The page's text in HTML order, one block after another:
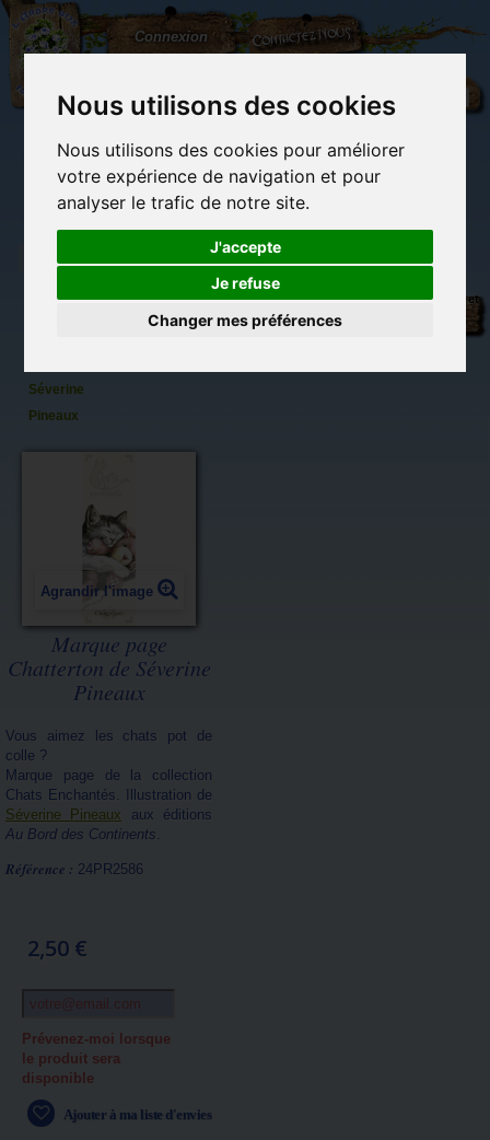
Nous utilisons des cookies
Nous utilisons des cookies pour améliorer
votre expérience de navigation et pour
analyser le trafic de notre site.
J'accepte
Je refuse
Changer mes préférences
L'Arbre
aux
100.000
Connexion Contactez-nous
(vide)
Librairie des
Carterie
originale
Activités
détente et jeux
Objets déco et
Séverine
Pineaux
Agrandir l'image
Marque page
Chatterton de Séverine
Pineaux
Vous aimez les chats pot de
colle ?
Marque page de la collection
Chats Enchantés. Illustration de
Séverine Pineaux aux éditions
Au Bord des Continents.
Référence : 24PR2586
2,50 €
Prévenez-moi lorsque
le produit sera
disponible
Ajouter à ma liste d'envies